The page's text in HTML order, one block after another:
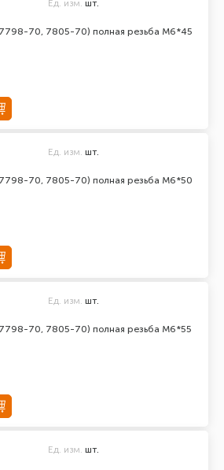
70, 7805-70) полная резьба М6*45
Ед. изм. шт.
70, 7805-70) полная резьба М6*50
Ед. изм. шт.
70, 7805-70) полная резьба М6*55
Ед. изм. шт.
Ед. изм. шт.